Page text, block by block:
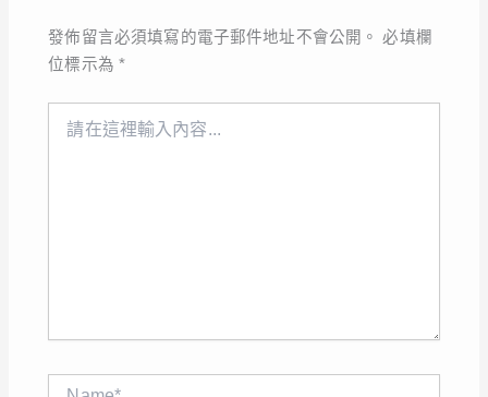
發佈留言必須填寫的電子郵件地址不會公開。 必填欄
位標示為*
Name*